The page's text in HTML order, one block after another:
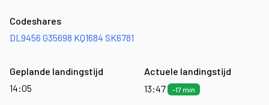
Codeshares
DL9456 G35698 KQ1684 SK6781
Geplande landingstijd
14:05
Actuele landingstijd
13:47
-17 min